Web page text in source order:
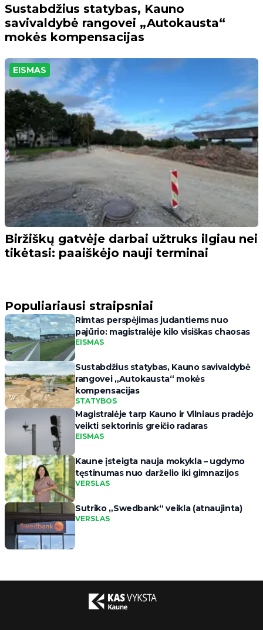
Sustabdžius statybas, Kauno
savivaldybė rangovei „Autokausta“
mokės kompensacijas
EISMAS
Biržiškų gatvėje darbai užtruks ilgiau nei
tikėtasi: paaiškėjo nauji terminai
Populiariausi straipsniai
Rimtas perspėjimas judantiems nuo
pajūrio: magistralėje kilo visiškas chaosas
EISMAS
Sustabdžius statybas, Kauno savivaldybė
rangovei „Autokausta“ mokės
kompensacijas
STATYBOS
Magistralėje tarp Kauno ir Vilniaus pradėjo
veikti sektorinis greičio radaras
EISMAS
Kaune įsteigta nauja mokykla – ugdymo
tęstinumas nuo darželio iki gimnazijos
VERSLAS
Sutriko „Swedbank“ veikla (atnaujinta)
VERSLAS